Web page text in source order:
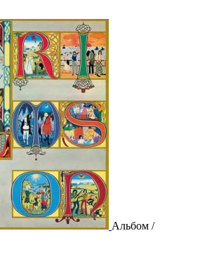
Альбом /